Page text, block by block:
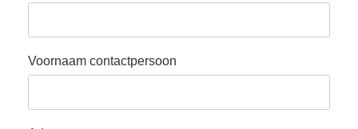
Voornaam contactpersoon